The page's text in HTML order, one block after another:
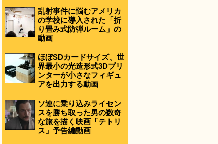
乱射事件に悩むアメリカ
の学校に導入された「折
り畳み式防弾ルーム」の
動画
ほぼSDカードサイズ、世
界最小の光造形式3Dプリ
ンターが小さなフィギュ
アを出力する動画
ソ連に乗り込みライセン
スを勝ち取った男の数奇
な旅を描く映画「テトリ
ス」予告編動画